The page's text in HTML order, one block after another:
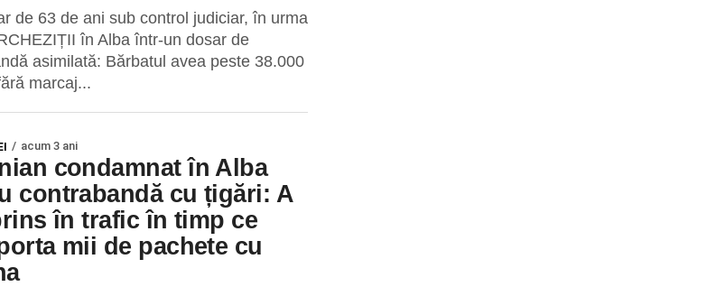
de 63 de ani sub control judiciar, în urma
în Alba într-un dosar de
asimilată: Bărbatul avea peste 38.000
marcaj...
acum 3 ani
condamnat în Alba
contrabandă cu țigări: A
în trafic în timp ce
mii de pachete cu